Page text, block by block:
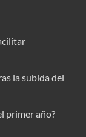
la subida del
primer año?